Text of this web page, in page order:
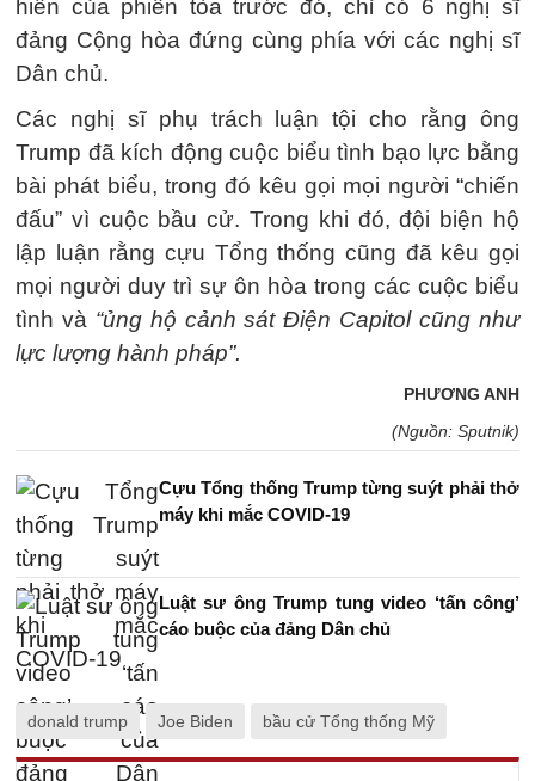
hiến của phiên tòa trước đó, chỉ có 6 nghị sĩ
đảng Cộng hòa đứng cùng phía với các nghị sĩ
Dân chủ.
Các nghị sĩ phụ trách luận tội cho rằng ông
Trump đã kích động cuộc biểu tình bạo lực bằng
bài phát biểu, trong đó kêu gọi mọi người “chiến
đấu” vì cuộc bầu cử. Trong khi đó, đội biện hộ
lập luận rằng cựu Tổng thống cũng đã kêu gọi
mọi người duy trì sự ôn hòa trong các cuộc biểu
tình và “ủng hộ cảnh sát Điện Capitol cũng như
lực lượng hành pháp”.
PHƯƠNG ANH
(Nguồn: Sputnik)
Cựu Tổng thống Trump từng suýt phải thở
máy khi mắc COVID-19
Luật sư ông Trump tung video ‘tấn công’
cáo buộc của đảng Dân chủ
donald trump Joe Biden bầu cử Tổng thống Mỹ